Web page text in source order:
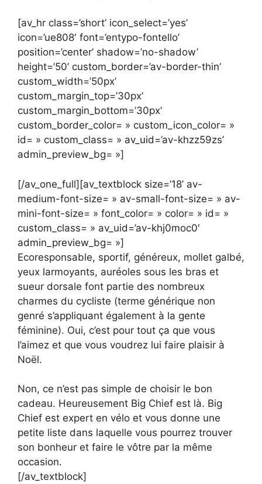
[av_hr class=’short’ icon_select=’yes’
icon=’ue808′ font=’entypo-fontello’
position=’center’ shadow=’no-shadow’
height=’50’ custom_border=’av-border-thin’
custom_width=’50px’
custom_margin_top=’30px’
custom_margin_bottom=’30px’
custom_border_color= » custom_icon_color= »
id= » custom_class= » av_uid=’av-khzz59zs’
admin_preview_bg= »]
[/av_one_full][av_textblock size=’18’ av-
medium-font-size= » av-small-font-size= » av-
mini-font-size= » font_color= » color= » id= »
custom_class= » av_uid=’av-khj0moc0′
admin_preview_bg= »]
Ecoresponsable, sportif, généreux, mollet galbé,
yeux larmoyants, auréoles sous les bras et
sueur dorsale font partie des nombreux
charmes du cycliste (terme générique non
genré s’appliquant également à la gente
féminine). Oui, c’est pour tout ça que vous
l’aimez et que vous voudrez lui faire plaisir à
Noël.
Non, ce n’est pas simple de choisir le bon
cadeau. Heureusement Big Chief est là. Big
Chief est expert en vélo et vous donne une
petite liste dans laquelle vous pourrez trouver
son bonheur et faire le vôtre par la même
occasion.
[/av_textblock]